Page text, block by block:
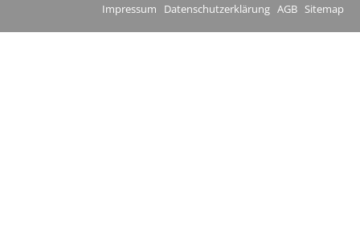
Impressum Datenschutzerklärung AGB Sitemap